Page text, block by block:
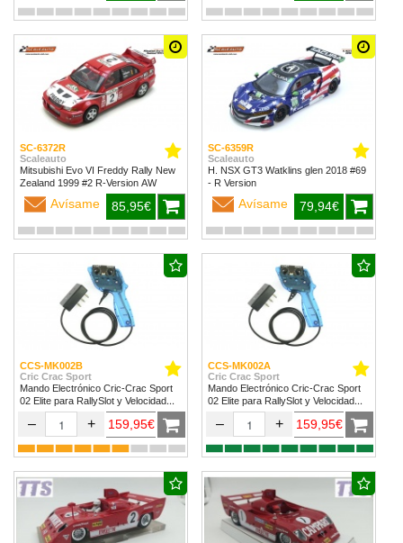
SC-6372R
Scaleauto
Mitsubishi Evo VI Freddy Rally New
Zealand 1999 #2 R-Version AW
Avísame 85,95€
SC-6359R
Scaleauto
H. NSX GT3 Watklins glen 2018 #69
- R Version
Avísame 79,94€
CCS-MK002B
Cric Crac Sport
Mando Electrónico Cric-Crac Sport
02 Elite para RallySlot y Velocidad
1/32 & 1/24.
– + 159,95€
CCS-MK002A
Cric Crac Sport
Mando Electrónico Cric-Crac Sport
02 Elite para RallySlot y Velocidad
1/32 & 1/24
– + 159,95€